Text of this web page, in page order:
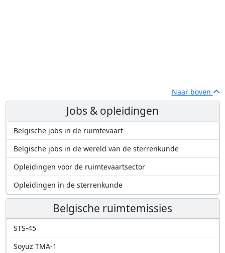
Naar boven
Jobs & opleidingen
Belgische jobs in de ruimtevaart
Belgische jobs in de wereld van de sterrenkunde
Opleidingen voor de ruimtevaartsector
Opleidingen in de sterrenkunde
Belgische ruimtemissies
STS-45
Soyuz TMA-1